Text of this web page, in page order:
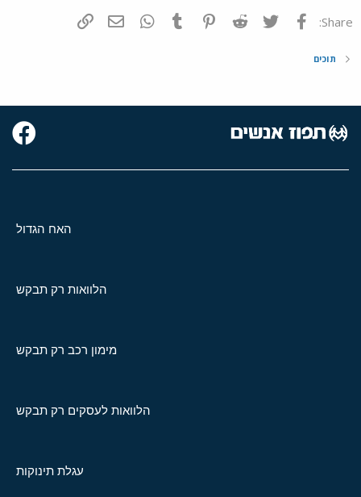
Share: פייסבוק Twitter
Reddit
Pinterest
Tumblr
WhatsAppדואר אלקטרוני
תוכים
האח הגדול
הלוואות רק תבקש
מימון רכב רק תבקש
הלוואות לעסקים רק תבקש
עגלת תינוקות